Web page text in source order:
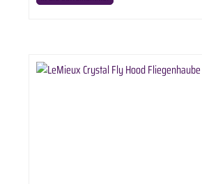
Empfohlene Handwäsche, aber waschbar in der Maschine